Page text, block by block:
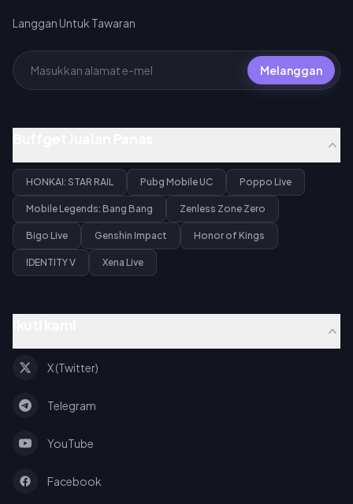
Langgan Untuk Tawaran
Melanggan
HONKAI: STAR RAIL Pubg Mobile UC Poppo Live
Mobile Legends: Bang Bang Zenless Zone Zero
Bigo Live Genshin Impact Honor of Kings
IDENTITY V Xena Live
X (Twitter)
Telegram
YouTube
Facebook